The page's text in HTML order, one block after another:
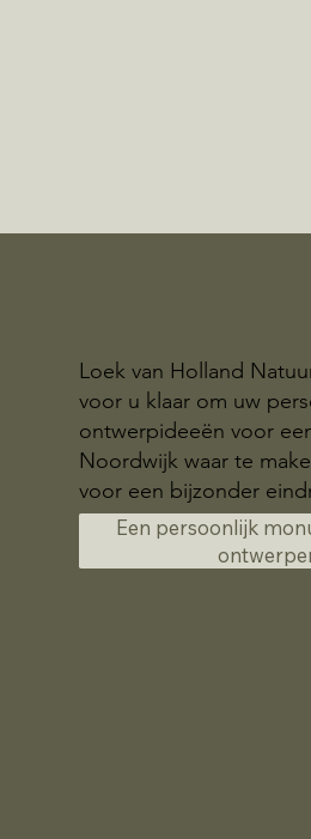
Loek van Holland
voor u klaar om uw
ontwerpideeën voor
Noordwijk waar te
voor een bijzonder
Een persoonlijk